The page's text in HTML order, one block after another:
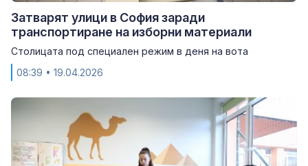
Затварят улици в София заради
транспортиране на изборни материали
Столицата под специален режим в деня на вота
08:39 • 19.04.2026